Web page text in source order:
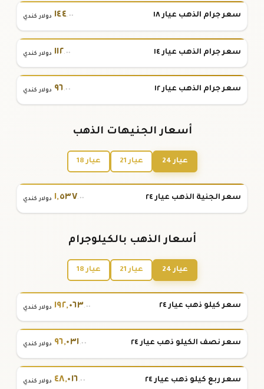
سعر جرام الذهب عيار ١٨ ١٤٤.٠٠ دولار كندي
سعر جرام الذهب عيار ١٤ ١١٢.٠٠ دولار كندي
سعر جرام الذهب عيار ١٢ ٩٦.٠٠ دولار كندي
أسعار الجنيهات الذهب
عيار 24 عيار 21 عيار 18
سعر الجنية الذهب عيار ٢٤ ١,٥٣٧.٠٠ دولار كندي
أسعار الذهب بالكيلوجرام
عيار 24 عيار 21 عيار 18
سعر كيلو ذهب عيار ٢٤ ١٩٢,٠٦٣.٠٠ دولار كندي
سعر نصف الكيلو ذهب عيار ٢٤ ٩٦,٠٣١.٠٠ دولار كندي
سعر ربع كيلو ذهب عيار ٢٤ ٤٨,٠١٦.٠٠ دولار كندي